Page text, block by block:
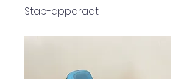
Stap-apparaat